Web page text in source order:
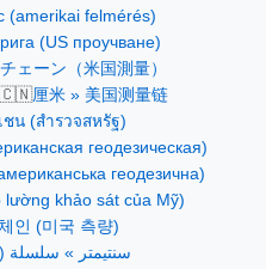
(amerikai felmérés)
(US проучване)
ェーン（米国測量）
🇨🇳厘米 » 美国测量链
ชน (สำรวจสหรัฐ)
геодезическая)
геодезична)
khảo sát của Mỹ)
인 (미국 측량)
سنتيمتر »